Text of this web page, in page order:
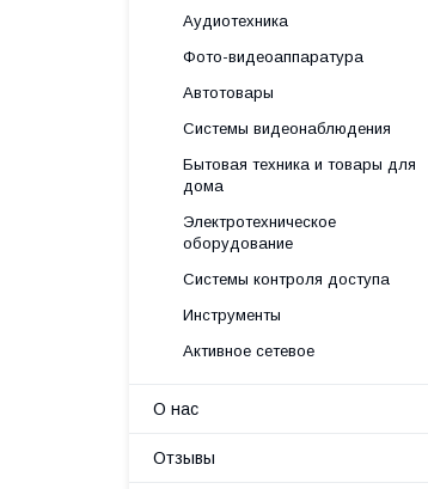
Аудиотехника
Фото-видеоаппаратура
Автотовары
Системы видеонаблюдения
Бытовая техника и товары для
дома
Электротехническое
оборудование
Системы контроля доступа
Инструменты
Активное сетевое
О нас
Отзывы